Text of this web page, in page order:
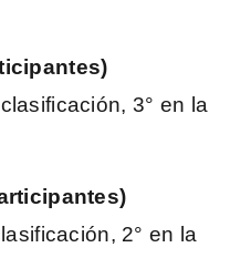
3° en la
2° en la